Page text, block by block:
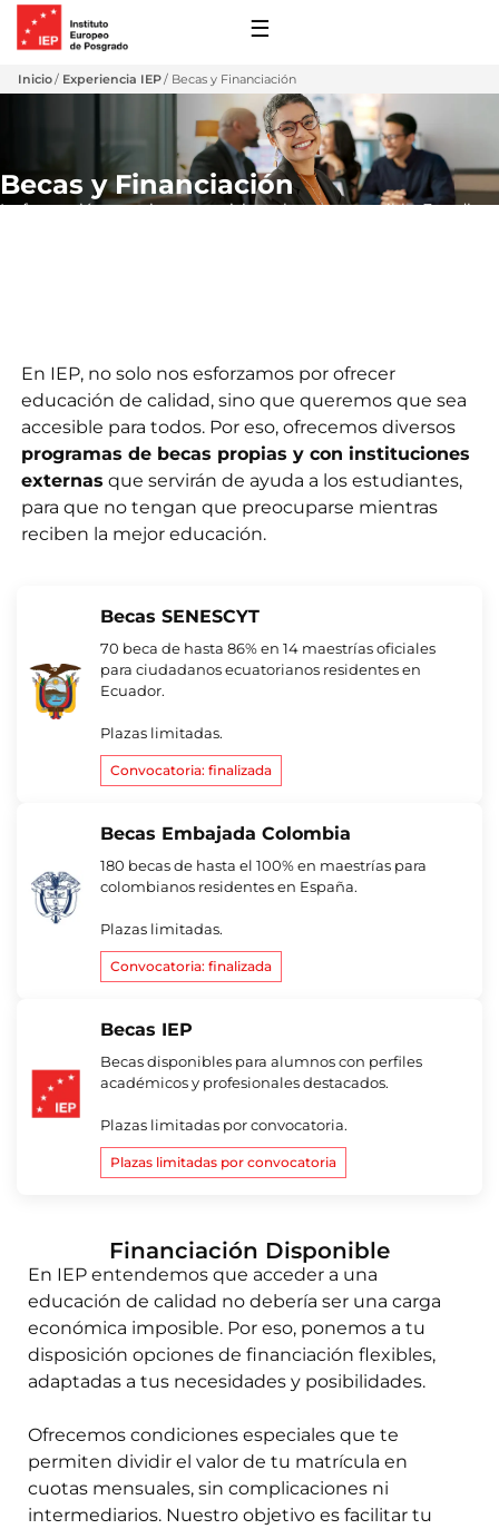
☰
de Extensión
Nosotros
Frecuentes
Inicio Experiencia IEP Becas y Financiación
Becas y Financiación
La formación que siempre quisiste ahora es accesible. Estudia
En IEP, no solo nos esforzamos por ofrecer
educación de calidad, sino que queremos que sea
accesible para todos. Por eso, ofrecemos diversos
programas de becas propias y con instituciones
externas que servirán de ayuda a los estudiantes,
para que no tengan que preocuparse mientras
reciben la mejor educación.
Becas SENESCYT
70 beca de hasta 86% en 14 maestrías oficiales
para ciudadanos ecuatorianos residentes en
Ecuador.
Plazas limitadas.
Convocatoria: finalizada
Becas Embajada Colombia
180 becas de hasta el 100% en maestrías para
colombianos residentes en España.
Plazas limitadas.
Convocatoria: finalizada
Becas IEP
Becas disponibles para alumnos con perfiles
académicos y profesionales destacados.
Plazas limitadas por convocatoria.
Plazas limitadas por convocatoria
Financiación Disponible
En IEP entendemos que acceder a una
educación de calidad no debería ser una carga
económica imposible. Por eso, ponemos a tu
disposición opciones de financiación flexibles,
adaptadas a tus necesidades y posibilidades.
Ofrecemos condiciones especiales que te
permiten dividir el valor de tu matrícula en
cuotas mensuales, sin complicaciones ni
intermediarios. Nuestro objetivo es facilitar tu